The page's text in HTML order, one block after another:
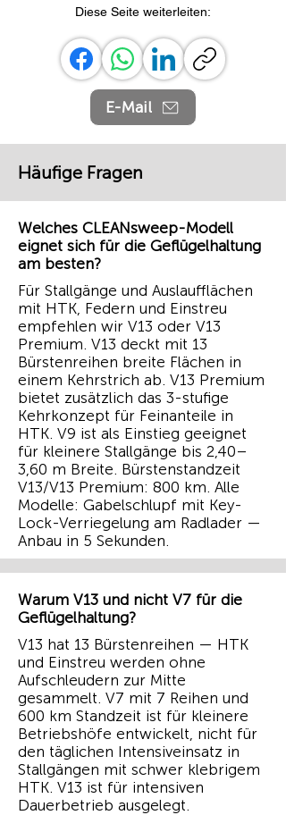
Diese Seite weiterleiten:
E-Mail
Häufige Fragen
Welches CLEANsweep-Modell
eignet sich für die Geflügelhaltung
am besten?
Für Stallgänge und Auslaufflächen
mit HTK, Federn und Einstreu
empfehlen wir V13 oder V13
Premium. V13 deckt mit 13
Bürstenreihen breite Flächen in
einem Kehrstrich ab. V13 Premium
bietet zusätzlich das 3-stufige
Kehrkonzept für Feinanteile in
HTK. V9 ist als Einstieg geeignet
für kleinere Stallgänge bis 2,40–
3,60 m Breite. Bürstenstandzeit
V13/V13 Premium: 800 km. Alle
Modelle: Gabelschlupf mit Key-
Lock-Verriegelung am Radlader —
Anbau in 5 Sekunden.
Warum V13 und nicht V7 für die
Geflügelhaltung?
V13 hat 13 Bürstenreihen — HTK
und Einstreu werden ohne
Aufschleudern zur Mitte
gesammelt. V7 mit 7 Reihen und
600 km Standzeit ist für kleinere
Betriebshöfe entwickelt, nicht für
den täglichen Intensiveinsatz in
Stallgängen mit schwer klebrigem
HTK. V13 ist für intensiven
Dauerbetrieb ausgelegt.